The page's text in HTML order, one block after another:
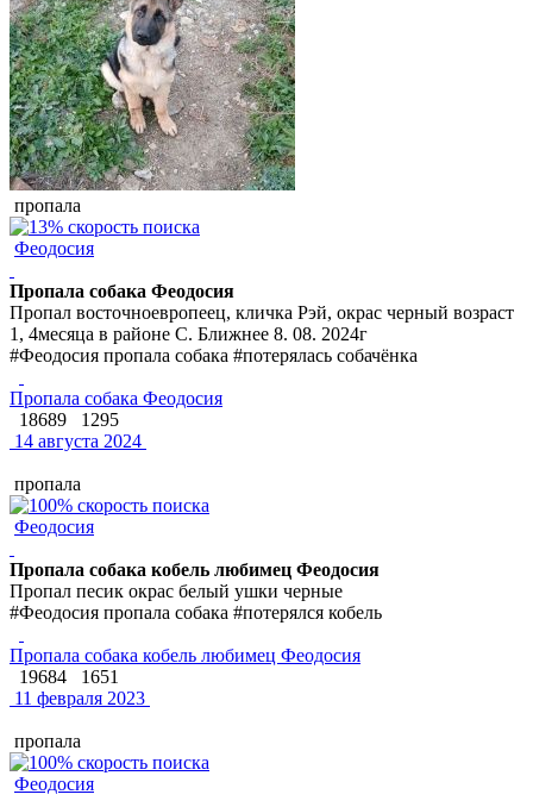
пропала
Феодосия
Пропала собака Феодосия
Пропал восточноевропеец, кличка Рэй, окрас черный возраст
1, 4месяца в районе С. Ближнее 8. 08. 2024г
#Феодосия пропала собака #потерялась собачёнка
Пропала собака Феодосия
18689
1295
14 августа 2024
пропала
Феодосия
Пропала собака кобель любимец Феодосия
Пропал песик окрас белый ушки черные
#Феодосия пропала собака #потерялся кобель
Пропала собака кобель любимец Феодосия
19684
1651
11 февраля 2023
пропала
Феодосия